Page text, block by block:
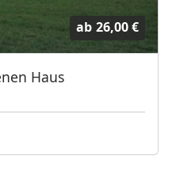
ab 26,00 €
Haus